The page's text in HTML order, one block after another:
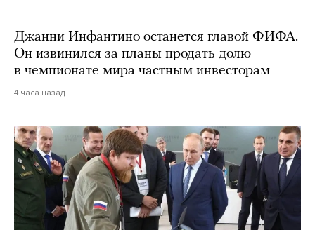
Джанни Инфантино останется главой ФИФА.
Он извинился за планы продать долю
в чемпионате мира частным инвесторам
4 часа назад